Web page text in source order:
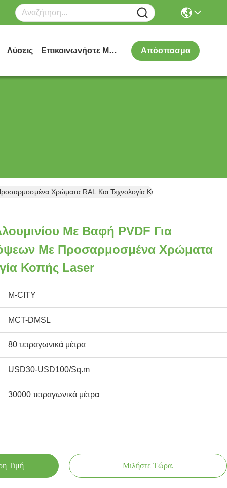
Λύσεις Επικοινωνήστε Μαζί Μας Απόσπασμα
Χρώματα RAL Και Τεχνολογία Κοπής Laser
Με Βαφή PVDF Για
Με Προσαρμοσμένα Χρώματα
Κοπής Laser
M-CITY
MCT-DMSL
80 τετραγωνικά μέτρα
USD30-USD100/Sq.m
30000 τετραγωνικά μέτρα
Τιμή Μιλήστε Τώρα.